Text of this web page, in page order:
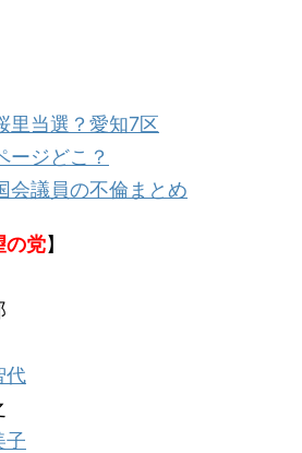
里当選？愛知7区
ージどこ？
会議員の不倫まとめ
の党】
代
子